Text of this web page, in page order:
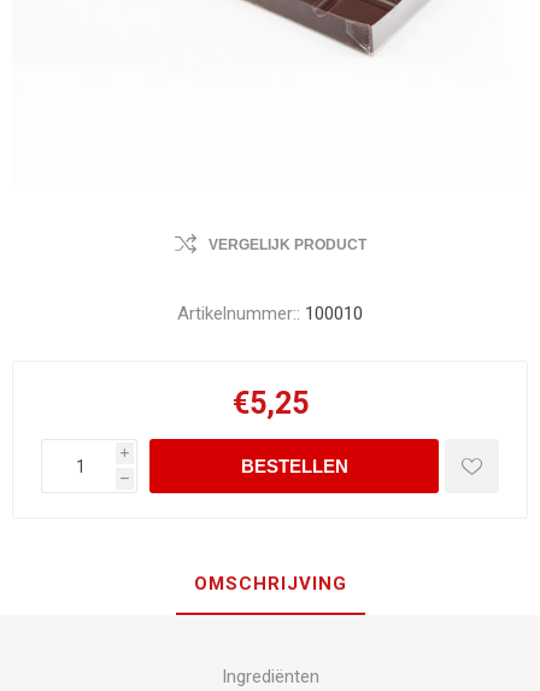
VERGELIJK PRODUCT
Artikelnummer:: 100010
€5,25
i
h
OMSCHRIJVING
Ingrediënten